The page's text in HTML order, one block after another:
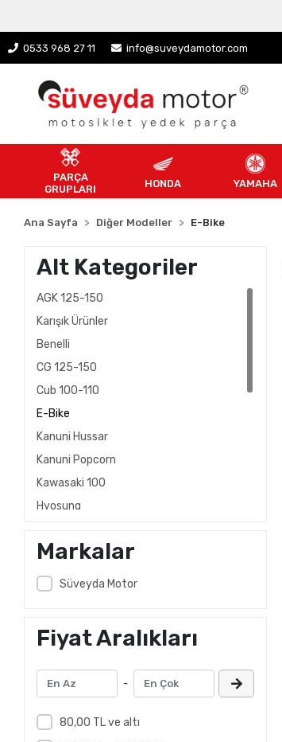
0533 968 27 11 info@suveydamotor.com
PARÇA
GRUPLARI
HONDA YAMAHA
Ana Sayfa Diğer Modeller E-Bike
Alt Kategoriler
AGK 125-150
Karışık Ürünler
Benelli
CG 125-150
Cub 100-110
E-Bike
Kanuni Hussar
Kanuni Popcorn
Kawasaki 100
Hyosung
Keeway ARN 125-150
KYMCO
Modenas
Peugeot Trekker
Scooter Modelleri
Sym
VESPA
Markalar
Süveyda Motor
Fiyat Aralıkları
-
80,00 TL ve altı